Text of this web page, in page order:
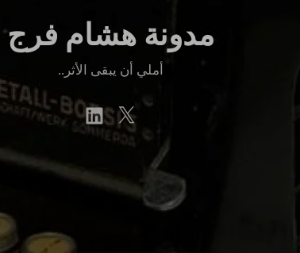
مدونة هشام فرج
أملي أن يبقى الأثر..
Twitter
linkedin